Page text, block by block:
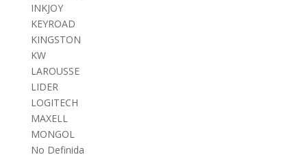
INKJOY
KEYROAD
KINGSTON
KW
LAROUSSE
LIDER
LOGITECH
MAXELL
MONGOL
No Definida